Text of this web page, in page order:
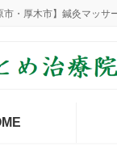
市・厚木市】鍼灸マッ